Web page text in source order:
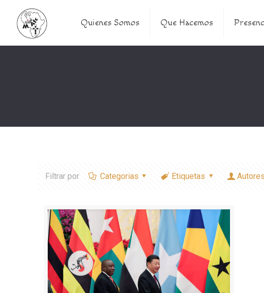
Quienes Somos Que Hacemos
Filtrar por Categorias Etiquetas Autores